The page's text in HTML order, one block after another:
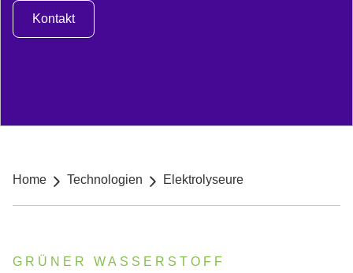
Kontakt
Breadcrumb navigation
Home Technologien Elektrolyseure
GRÜNER WASSERSTOFF